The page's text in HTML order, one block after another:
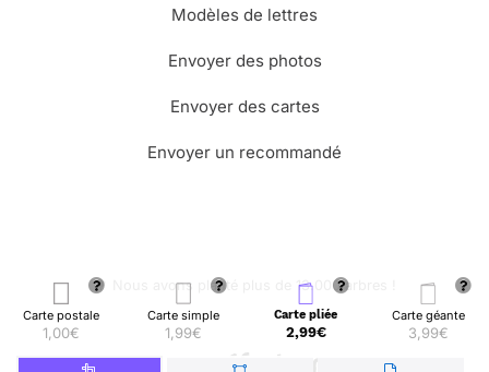
Carte postale
1,00€
Carte simple
1,99€
Carte pliée
2,99€
Carte géante
3,99€
Modèles de lettres
Envoyer des photos
Envoyer des cartes
Envoyer un recommandé
🌳 Nous avons planté plus de 13.000 arbres !